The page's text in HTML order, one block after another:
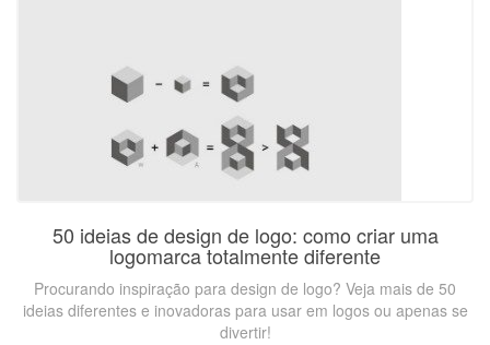
50 ideias de design de logo: como criar uma
logomarca totalmente diferente
Procurando inspiração para design de logo? Veja mais de 50
ideias diferentes e inovadoras para usar em logos ou apenas se
divertir!